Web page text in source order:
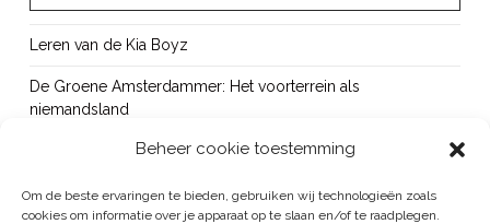
Beheer cookie toestemming
Om de beste ervaringen te bieden, gebruiken wij technologieën zoals
cookies om informatie over je apparaat op te slaan en/of te raadplegen.
Leren van de Kia Boyz
De Groene Amsterdammer: Het voorterrein als
niemandsland
Cursus Wapens op school: signaleren, duiden en handelen
OUT!